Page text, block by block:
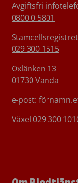
Avgiftsfri
0800 0 5801
029 300 1515
Oxlänken 13
01730 Vanda
e-post:
Växel 029 300